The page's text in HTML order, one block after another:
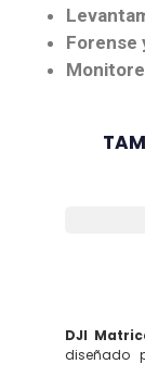
Forense
DJI
diseñado